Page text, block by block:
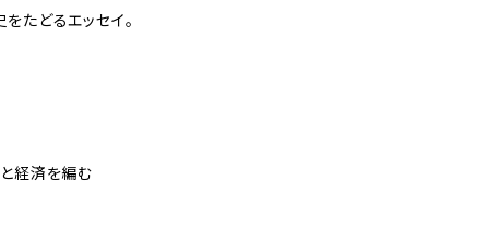
たどるエッセイ。
経済を編む